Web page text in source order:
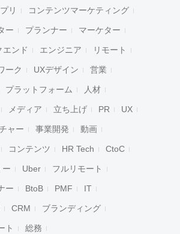
リ コンテンツマーケティング
ー プランナー マーケター
エンド エンジニア リモート
ーク UXデザイン 営業
プラットフォーム 人材
メディア 立ち上げ PR UX
ャー 事業開発 動画
コンテンツ HR Tech CtoC
ー Uber フルリモート
ー BtoB PMF IT
CRM ブランディング
ト 総務